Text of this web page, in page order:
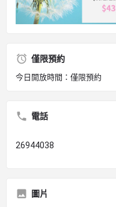
僅限預約
今日開放時間：僅限預約
電話
26944038
圖片